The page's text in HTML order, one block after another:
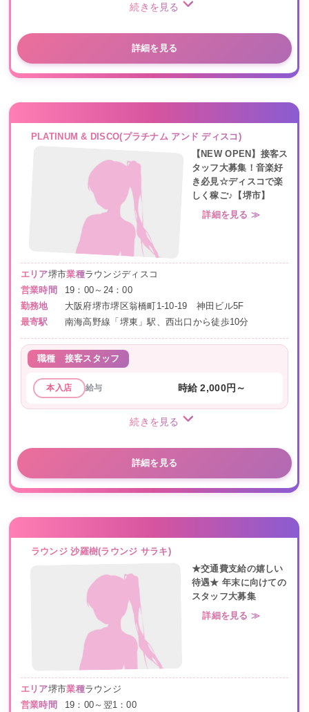
続きを見る
詳細を見る
PLATINUM & DISCO(プラチナム アンド ディスコ)
【NEW OPEN】接客ス
タッフ大募集！音楽好
き必見☆ディスコで楽
しく稼ご♪【堺市】
詳細を見る ≫
エリア堺市業種ラウンジディスコ
営業時間
19：00～24：00
勤務地
大阪府堺市堺区翁橋町1-10-19 神田ビル5F
最寄駅
南海高野線「堺東」駅、西出口から徒歩10分
職種 接客スタッフ
本入店 給与 時給 2,000円～
続きを見る
詳細を見る
ラウンジ 沙羅樹(ラウンジ サラキ)
★交通費支給の嬉しい
待遇★ 年末に向けての
スタッフ大募集
詳細を見る ≫
エリア堺市業種ラウンジ
営業時間
19：00～翌1：00